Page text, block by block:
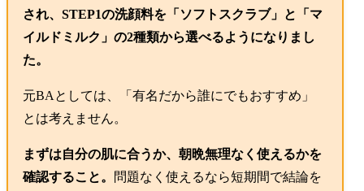
され、STEP1の洗顔料を「ソフトスクラブ」と「マ
イルドミルク」の2種類から選べるようになりまし
た。
元BAとしては、「有名だから誰にでもおすすめ」
とは考えません。
まずは自分の肌に合うか、朝晩無理なく使えるかを
確認すること。
問題なく使えるなら短期間で結論を